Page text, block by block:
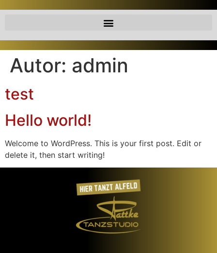
Autor: admin
test
Hello world!
Welcome to WordPress. This is your first post. Edit or
delete it, then start writing!